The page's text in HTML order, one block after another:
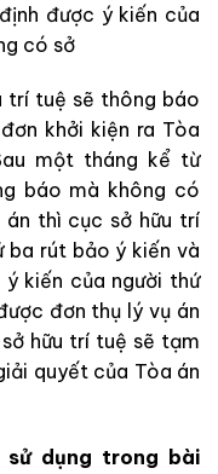
được ý kiến của
có sở
trí tuệ sẽ thông báo
khởi kiện ra Tòa
một tháng kể từ
báo mà không có
thì cục sở hữu trí
ba rút bảo ý kiến và
kiến của người thứ
đơn thụ lý vụ án
hữu trí tuệ sẽ tạm
quyết của Tòa án
sử dụng trong bài